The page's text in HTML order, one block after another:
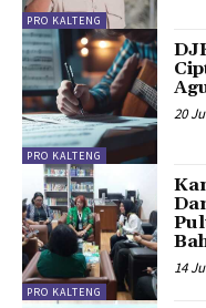
PRO KALTENG
PRO KALTENG
20
PRO KALTENG
14